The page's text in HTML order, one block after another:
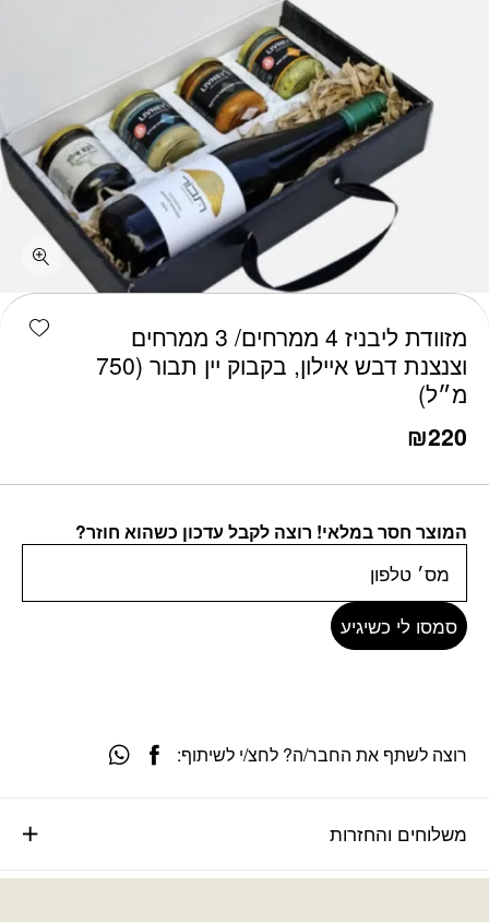
מזוודת ליבניז 4 ממרחים/ 3 ממרחים
וצנצנת דבש איילון, בקבוק יין תבור (750
מ״ל)
₪220
המוצר חסר במלאי! רוצה לקבל עדכון כשהוא חוזר?
סמסו לי כשיגיע
משלוחים והחזרות
רוצה לשתף את החבר/ה? לחצ/י לשיתוף: